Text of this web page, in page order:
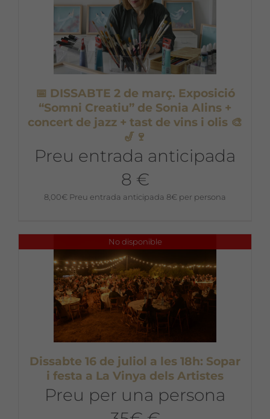
📅 DISSABTE 2 de març. Exposició
“Somni Creatiu” de Sonia Alins +
concert de jazz + tast de vins i olis 🎨
🎷🍷
Preu entrada anticipada
8 €
8,00€ Preu entrada anticipada 8€ per persona
No disponible
Dissabte 16 de juliol a les 18h: Sopar
i festa a La Vinya dels Artistes
Preu per una persona